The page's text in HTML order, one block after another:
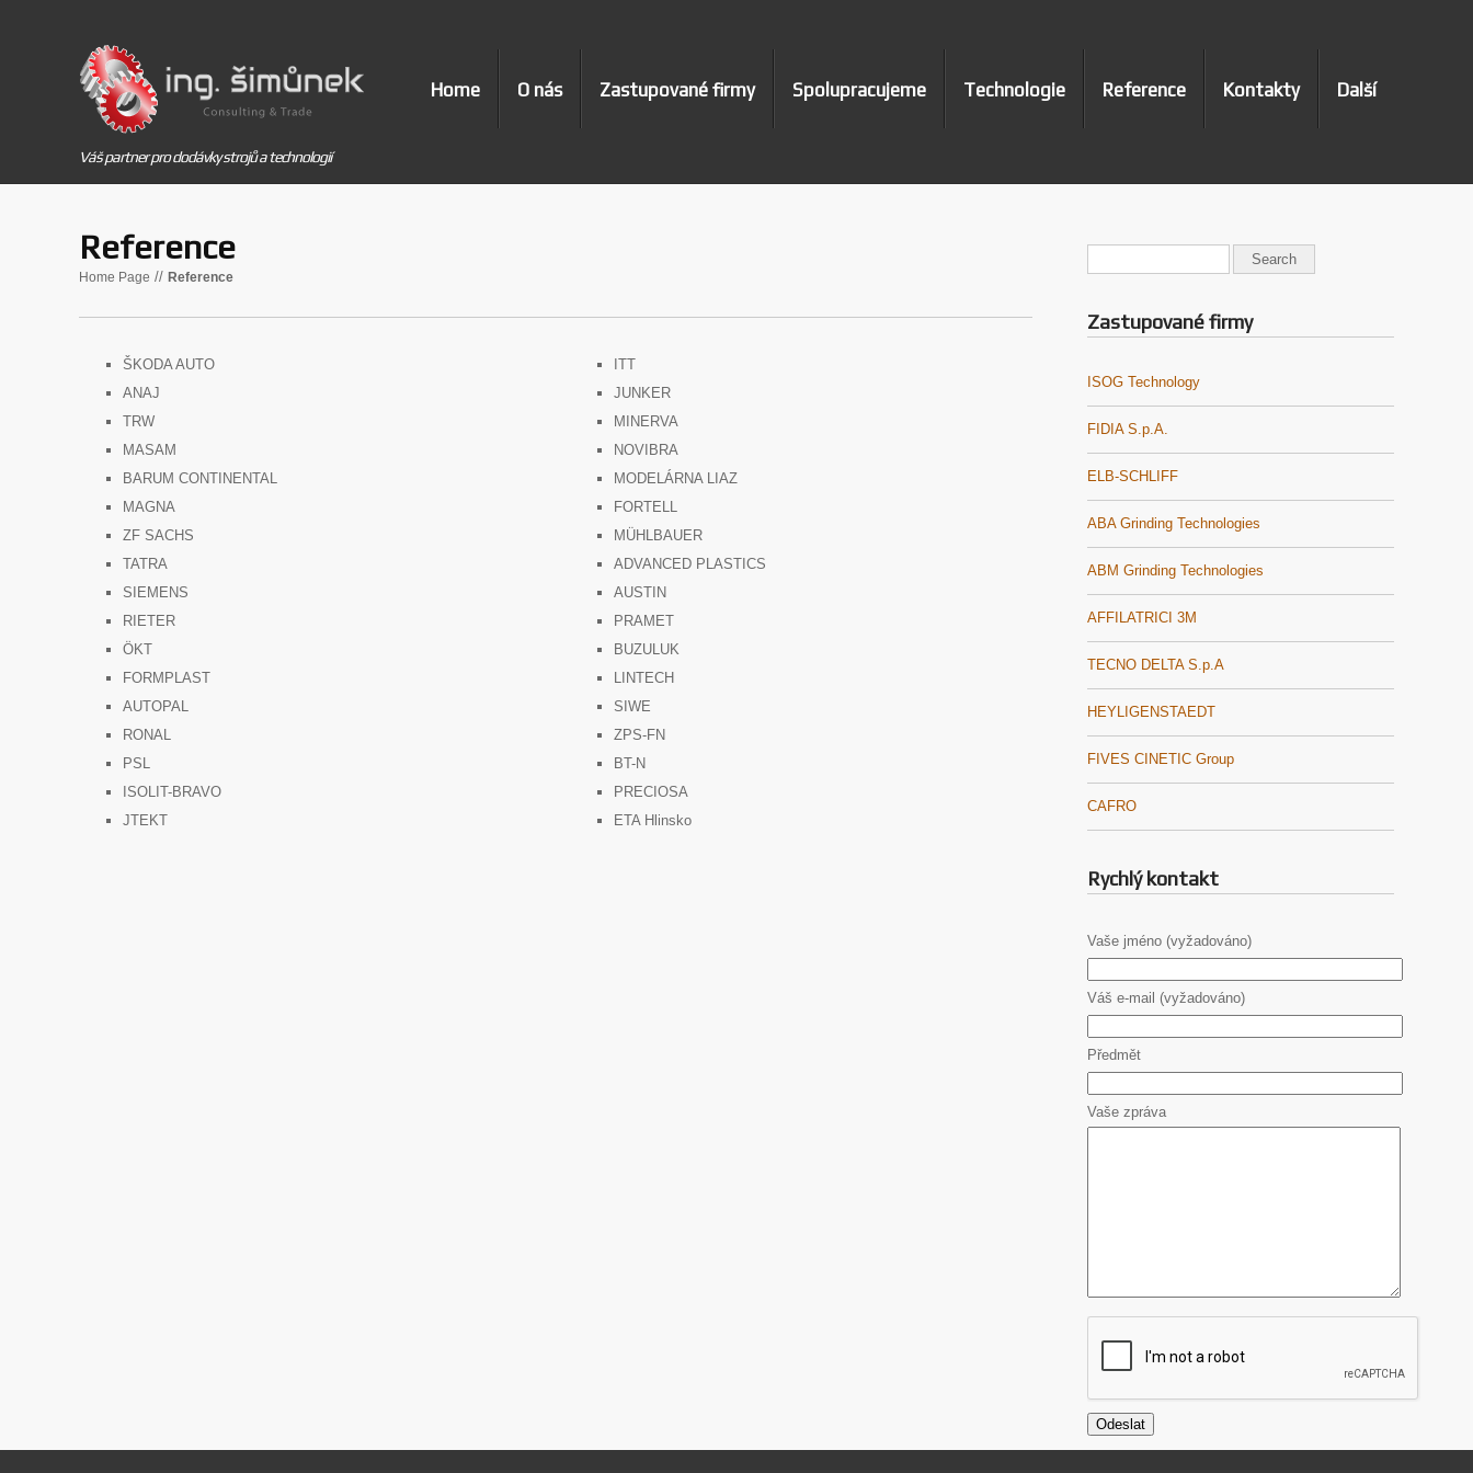
Váš partner pro dodávky strojů a technologií
Home O nás Zastupované firmy Spolupracujeme Technologie Reference Kontakty Další
Reference
Home Page // Reference
ŠKODA AUTO
ANAJ
TRW
MASAM
BARUM CONTINENTAL
MAGNA
ZF SACHS
TATRA
SIEMENS
RIETER
ÖKT
FORMPLAST
AUTOPAL
RONAL
PSL
ISOLIT-BRAVO
JTEKT
ITT
JUNKER
MINERVA
NOVIBRA
MODELÁRNA LIAZ
FORTELL
MÜHLBAUER
ADVANCED PLASTICS
AUSTIN
PRAMET
BUZULUK
LINTECH
SIWE
ZPS-FN
BT-N
PRECIOSA
ETA Hlinsko
Zastupované firmy
ISOG Technology
FIDIA S.p.A.
ELB-SCHLIFF
ABA Grinding Technologies
ABM Grinding Technologies
AFFILATRICI 3M
TECNO DELTA S.p.A
HEYLIGENSTAEDT
FIVES CINETIC Group
CAFRO
Rychlý kontakt
Vaše jméno (vyžadováno)
Váš e-mail (vyžadováno)
Předmět
Vaše zpráva